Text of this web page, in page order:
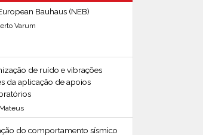
Bauhaus (NEB)
Varum
de ruído e vibrações
da aplicação de apoios
do comportamento sísmico